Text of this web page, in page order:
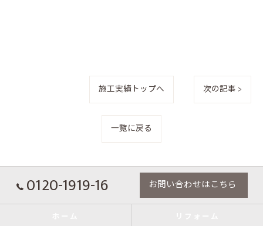
施工実績トップへ 次の記事 >
一覧に戻る
0120-1919-16 お問い合わせはこちら